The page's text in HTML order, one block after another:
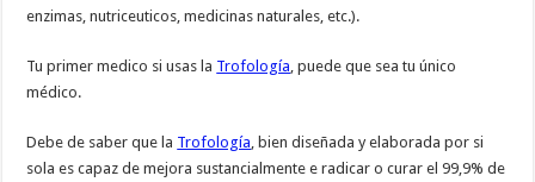
enzimas, nutriceuticos, medicinas naturales, etc.).
Tu primer medico si usas la Trofología , puede que sea tu único
médico.
Debe de saber que la Trofología , bien diseñada y elaborada por si
sola es capaz de mejora sustancialmente e radicar o curar el 99,9% de